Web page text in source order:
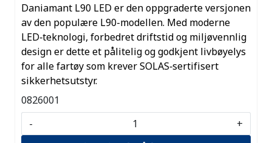
Daniamant L90 LED er den oppgraderte versjonen
av den populære L90-modellen. Med moderne
LED‑teknologi, forbedret driftstid og miljøvennlig
design er dette et pålitelig og godkjent livbøyelys
for alle fartøy som krever SOLAS‑sertifisert
sikkerhetsutstyr.
0826001
-
+